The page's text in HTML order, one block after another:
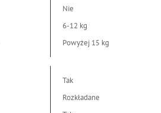
Nie
6-12 kg
Powyżej 15 kg
Tak
Rozkładane